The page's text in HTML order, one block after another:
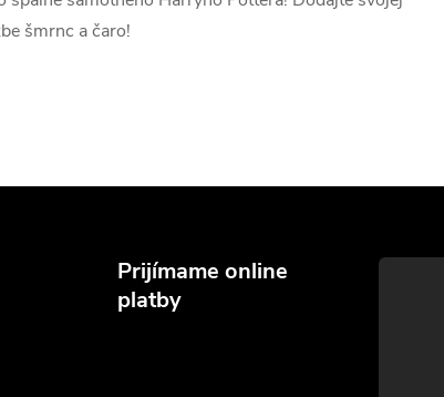
šmrnc a čaro!
Prijímame online
platby